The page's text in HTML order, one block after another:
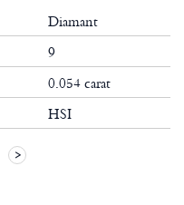
Diamant
9
0.054 carat
HSI